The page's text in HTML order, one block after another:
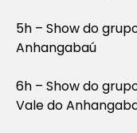
5h – Show do
Anhangabaú
6h – Show do
Vale do